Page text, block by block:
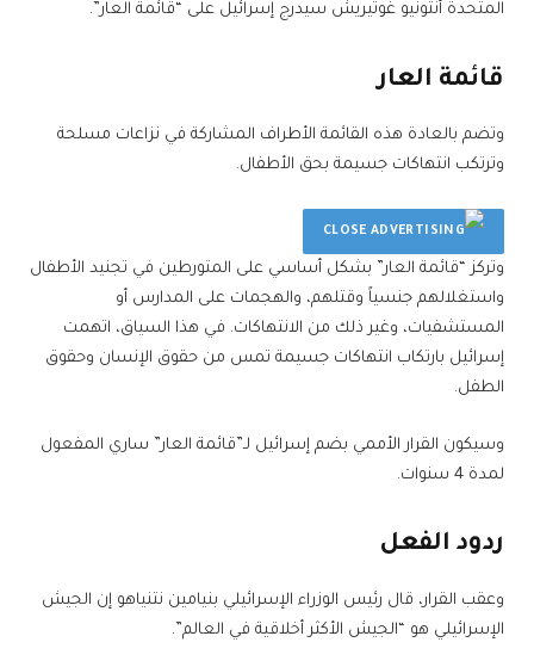
المتحدة أنتونيو غوتيريش سيدرج إسرائيل على “قائمة العار”.
قائمة العار
وتضم بالعادة هذه القائمة الأطراف المشاركة في نزاعات مسلحة
وترتكب انتهاكات جسيمة بحق الأطفال.
وتركز “قائمة العار” بشكل أساسي على المتورطين في تجنيد الأطفال
واستغلالهم جنسياً وقتلهم، والهجمات على المدارس أو
المستشفيات، وغير ذلك من الانتهاكات. في هذا السياق، اتهمت
إسرائيل بارتكاب انتهاكات جسيمة تمس من حقوق الإنسان وحقوق
الطفل.
وسيكون القرار الأممي بضم إسرائيل لـ”قائمة العار” ساري المفعول
لمدة 4 سنوات.
ردود الفعل
وعقب القرار، قال رئيس الوزراء الإسرائيلي بنيامين نتنياهو إن الجيش
الإسرائيلي هو “الجيش الأكثر أخلاقية في العالم”.